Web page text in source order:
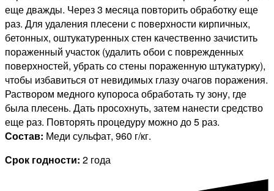
еще дважды. Через 3 месяца пов­торить обработку еще
раз. Для удаления плесени с поверхности кирпичных,
бетонных, оштукатуренных стен ка­чест­венно зачистить
пораженный участок (удалить обои с поврежденных
поверхностей, убрать со стены пораженную штукатурку),
чтобы избавиться от невидимых глазу очагов поражения.
Раствором медного купороса обработать ту зону, где
была плесень. Дать просохнуть, затем нанести средство
еще раз. Повторять процедуру можно до 5 раз.
Состав: Меди сульфат, 960 г/кг.
Срок годности: 2 года